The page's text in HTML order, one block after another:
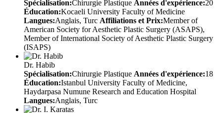
Spécialisation:Chirurgie Plastique Années d'expérience:20
Éducation:Kocaeli University Faculty of Medicine
Langues:Anglais, Turc Affiliations et Prix:Member of
American Society for Aesthetic Plastic Surgery (ASAPS),
Member of International Society of Aesthetic Plastic Surgery
(ISAPS)
Dr. Habib
Spécialisation:Chirurgie Plastique Années d'expérience:18
Éducation:Istanbul University Faculty of Medicine,
Haydarpasa Numune Research and Education Hospital
Langues:Anglais, Turc